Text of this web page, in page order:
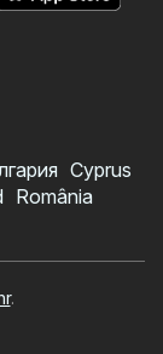
Cyprus
România
.